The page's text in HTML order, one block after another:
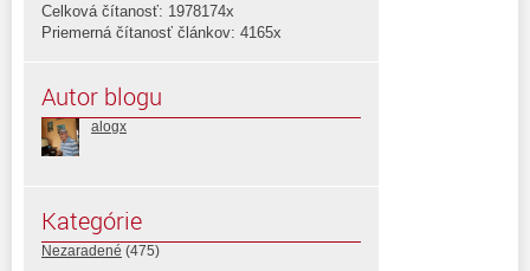
Celková čítanosť: 1978174x
Priemerná čítanosť článkov: 4165x
Autor blogu
alogx
Kategórie
Nezaradené (475)